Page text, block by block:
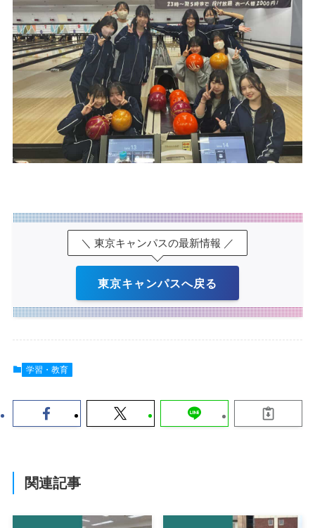
＼ 東京キャンパスの最新情報 ／
東京キャンパスへ戻る
学習・教育
関連記事